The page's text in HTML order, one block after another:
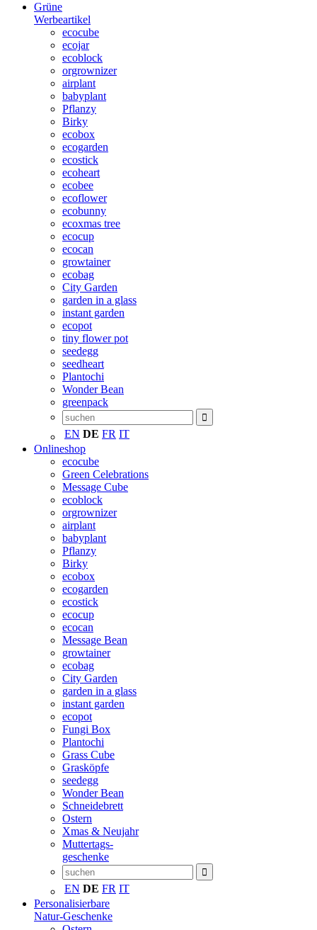
Grüne
Werbeartikel
ecocube
ecojar
ecoblock
orgrownizer
airplant
babyplant
Pflanzy
Birky
ecobox
ecogarden
ecostick
ecoheart
ecobee
ecoflower
ecobunny
ecoxmas tree
ecocup
ecocan
growtainer
ecobag
City Garden
garden in a glass
instant garden
ecopot
tiny flower pot
seedegg
seedheart
Plantochi
Wonder Bean
greenpack
EN DE FR IT
Onlineshop
ecocube
Green Celebrations
Message Cube
ecoblock
orgrownizer
airplant
babyplant
Pflanzy
Birky
ecobox
ecogarden
ecostick
ecocup
ecocan
Message Bean
growtainer
ecobag
City Garden
garden in a glass
instant garden
ecopot
Fungi Box
Plantochi
Grass Cube
Grasköpfe
seedegg
Wonder Bean
Schneidebrett
Ostern
Xmas & Neujahr
Muttertags-
geschenke
EN DE FR IT
Personalisierbare
Natur-Geschenke